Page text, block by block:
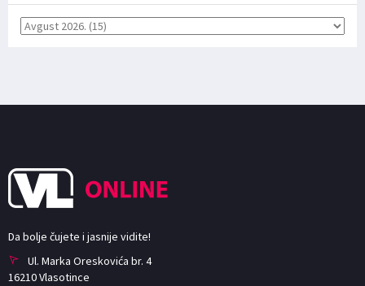
Da bolje čujete i jasnije vidite!
Ul. Marka Oreskovića br. 4
16210 Vlasotince